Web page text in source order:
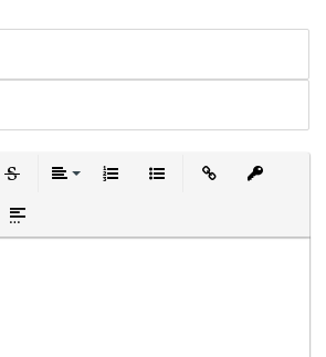
текста
цитатыспойлера